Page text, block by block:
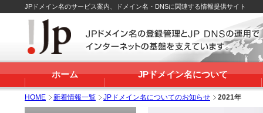
JPドメイン名のサービス案内、ドメイン名・DNSに関連する情報提供サイト
ホーム JPドメイン名について
HOME 新着情報一覧 JPドメイン名についてのお知らせ 2021年